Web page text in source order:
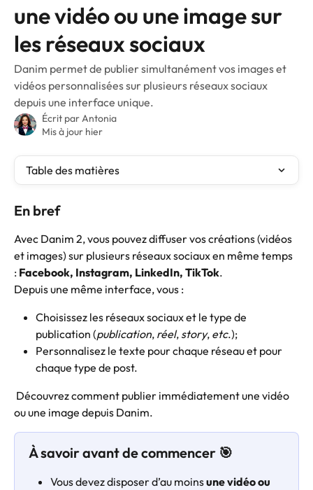
une vidéo ou une image sur
les réseaux sociaux
Danim permet de publier simultanément vos images et
vidéos personnalisées sur plusieurs réseaux sociaux
depuis une interface unique.
Écrit parAntonia
Mis à jour hier
Table des matières
En bref
Avec Danim 2, vous pouvez diffuser vos créations (vidéos
et images) sur plusieurs réseaux sociaux en même temps
: Facebook, Instagram, LinkedIn, TikTok.
Depuis une même interface, vous :
Choisissez les réseaux sociaux et le type de
publication (publication, réel, story, etc.);
Personnalisez le texte pour chaque réseau et pour
chaque type de post.
ou une image depuis Danim.
À savoir avant de commencer 🎯
Vous devez disposer d’au moins une vidéo ou